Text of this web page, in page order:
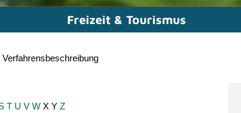
Freizeit & Tourismus
Verfahrensbeschreibung
T U V W X Y Z